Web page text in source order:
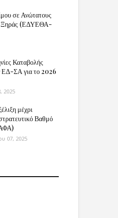
σε Ανώτατους
Ξηράς (ΕΔΥΕΘΑ-
Καταβολής
ΕΔ-ΣΑ για το 2026
2025
μέχρι
Βαθμό
07, 2025